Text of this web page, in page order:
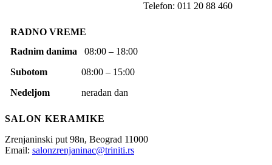
Telefon: 011 20 88 460
RADNO VREME
Radnim danima 08:00 – 18:00
Subotom 08:00 – 15:00
Nedeljom neradan dan
SALON KERAMIKE
Zrenjaninski put 98n, Beograd 11000
Email: salonzrenjaninac@triniti.rs